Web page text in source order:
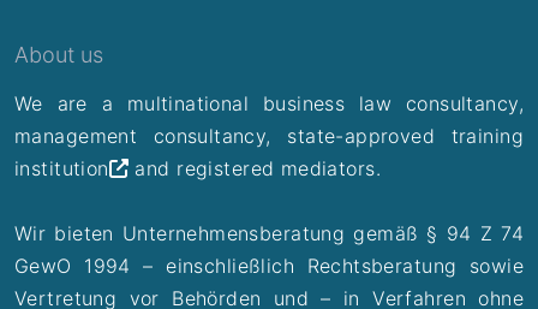
About us
We are a multinational business law consultancy,
management consultancy, state-approved training
institution
and registered mediators.
Wir bieten Unternehmensberatung gemäß § 94 Z 74
GewO 1994 – einschließlich Rechtsberatung sowie
Vertretung vor Behörden und – in Verfahren ohne